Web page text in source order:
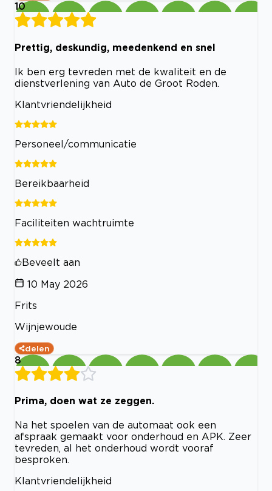
10
Prettig, deskundig, meedenkend en snel
Ik ben erg tevreden met de kwaliteit en de
dienstverlening van Auto de Groot Roden.
Klantvriendelijkheid
Personeel/communicatie
Bereikbaarheid
Faciliteiten wachtruimte
Beveelt aan
10 May 2026
Frits
Wijnjewoude
delen
8
Prima, doen wat ze zeggen.
Na het spoelen van de automaat ook een
afspraak gemaakt voor onderhoud en APK. Zeer
tevreden, al het onderhoud wordt vooraf
besproken.
Klantvriendelijkheid